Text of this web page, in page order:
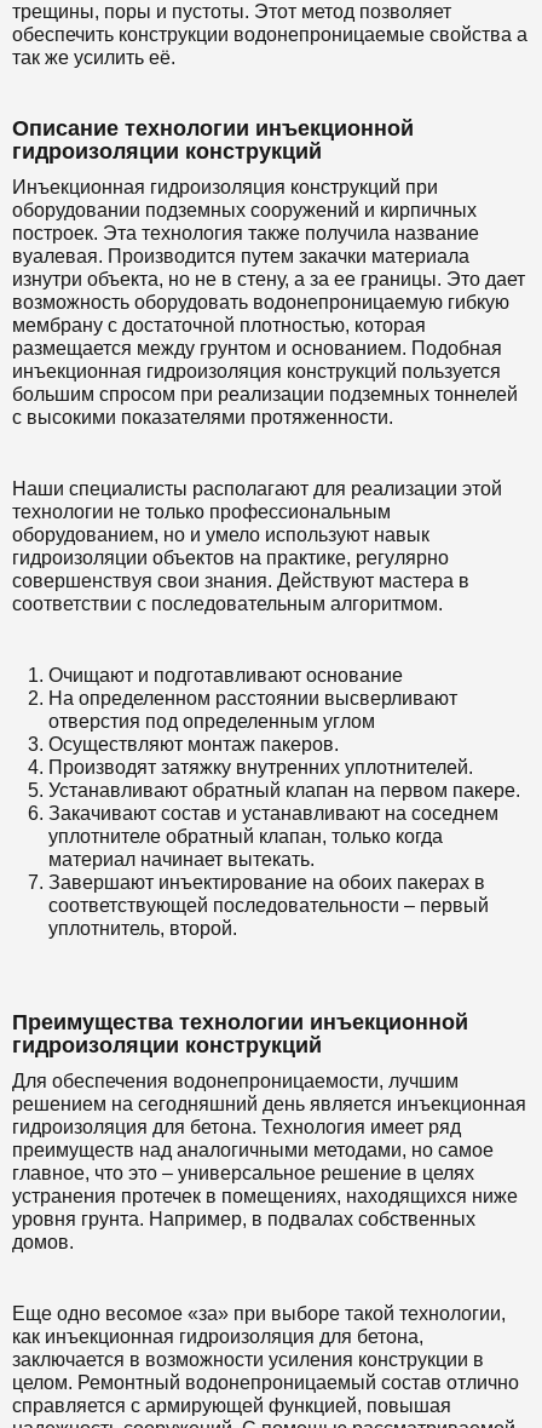
трещины, поры и пустоты. Этот метод позволяет
обеспечить конструкции водонепроницаемые свойства а
так же усилить её.
Описание технологии инъекционной
гидроизоляции конструкций
Инъекционная гидроизоляция конструкций при
оборудовании подземных сооружений и кирпичных
построек. Эта технология также получила название
вуалевая. Производится путем закачки материала
изнутри объекта, но не в стену, а за ее границы. Это дает
возможность оборудовать водонепроницаемую гибкую
мембрану с достаточной плотностью, которая
размещается между грунтом и основанием. Подобная
инъекционная гидроизоляция конструкций пользуется
большим спросом при реализации подземных тоннелей
с высокими показателями протяженности.
Наши специалисты располагают для реализации этой
технологии не только профессиональным
оборудованием, но и умело используют навык
гидроизоляции объектов на практике, регулярно
совершенствуя свои знания. Действуют мастера в
соответствии с последовательным алгоритмом.
Очищают и подготавливают основание
На определенном расстоянии высверливают
отверстия под определенным углом
Осуществляют монтаж пакеров.
Производят затяжку внутренних уплотнителей.
Устанавливают обратный клапан на первом пакере.
Закачивают состав и устанавливают на соседнем
уплотнителе обратный клапан, только когда
материал начинает вытекать.
Завершают инъектирование на обоих пакерах в
соответствующей последовательности – первый
уплотнитель, второй.
Преимущества технологии инъекционной
гидроизоляции конструкций
Для обеспечения водонепроницаемости, лучшим
решением на сегодняшний день является инъекционная
гидроизоляция для бетона. Технология имеет ряд
преимуществ над аналогичными методами, но самое
главное, что это – универсальное решение в целях
устранения протечек в помещениях, находящихся ниже
уровня грунта. Например, в подвалах собственных
домов.
Еще одно весомое «за» при выборе такой технологии,
как инъекционная гидроизоляция для бетона,
заключается в возможности усиления конструкции в
целом. Ремонтный водонепроницаемый состав отлично
справляется с армирующей функцией, повышая